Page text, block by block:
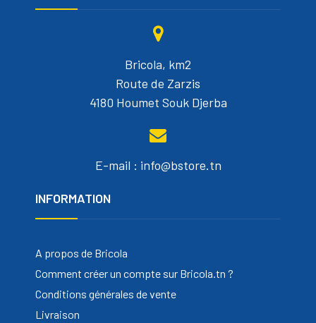
Bricola, km2
Route de Zarzis
4180 Houmet Souk Djerba
E-mail : info@bstore.tn
INFORMATION
A propos de Bricola
Comment créer un compte sur Bricola.tn ?
Conditions générales de vente
Livraison